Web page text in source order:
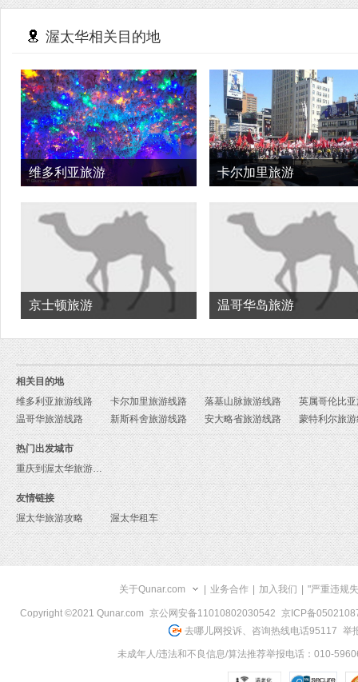
渥太华相关目的地
维多利亚旅游 卡尔加里旅游
京士顿旅游 温哥华岛旅游
相关目的地
维多利亚旅游线路
卡尔加里旅游线路
落基山脉旅游线路
温哥华旅游线路
新斯科舍旅游线路 安大略省旅游线路 蒙特利尔旅
热门出发城市
重庆到渥太华旅游报价
友情链接
渥太华旅游攻略
渥太华租车
关于Qunar.com 业务合作 加入我们 "严重违规
Copyright ©2021 Qunar.com 京公网安备11010802030542
京ICP备
去哪儿网投诉、咨询热线电话95117 举
未成年人/违法和不良信息/算法推荐举报电话：010-